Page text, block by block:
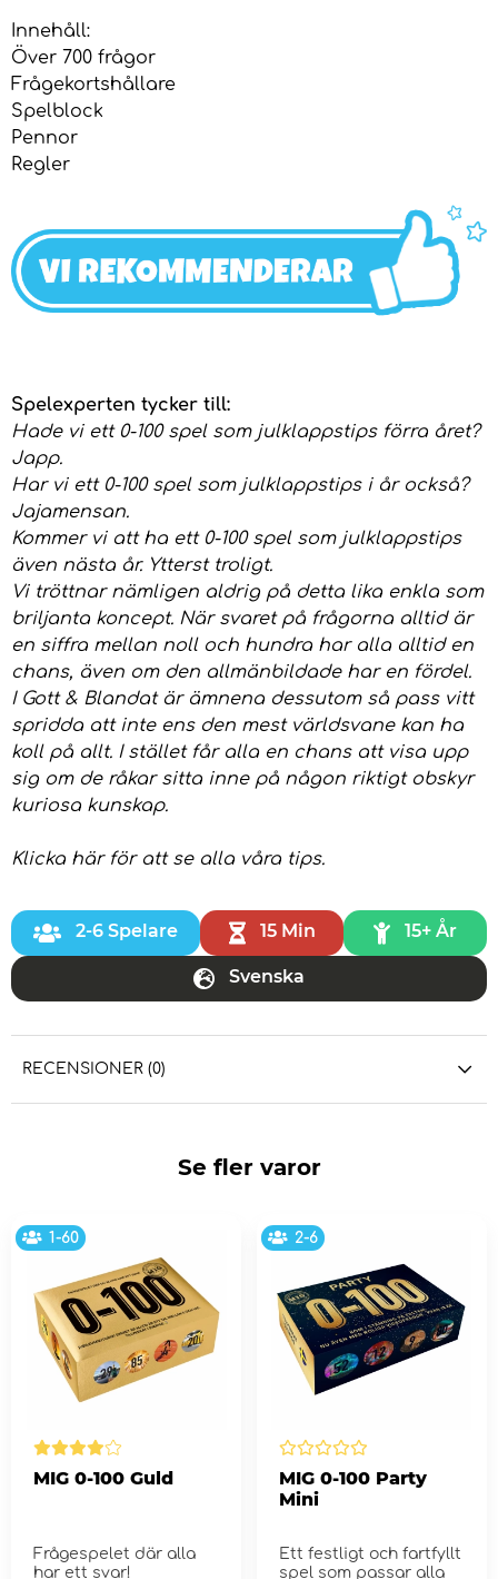
Innehåll:
Över 700 frågor
Frågekortshållare
Spelblock
Pennor
Regler
Spelexperten tycker till:
Hade vi ett 0-100 spel som julklappstips förra året?
Japp.
Har vi ett 0-100 spel som julklappstips i år också?
Jajamensan.
Kommer vi att ha ett 0-100 spel som julklappstips
även nästa år. Ytterst troligt.
Vi tröttnar nämligen aldrig på detta lika enkla som
briljanta koncept. När svaret på frågorna alltid är
en siffra mellan noll och hundra har alla alltid en
chans, även om den allmänbildade har en fördel.
I Gott & Blandat är ämnena dessutom så pass vitt
spridda att inte ens den mest världsvane kan ha
koll på allt. I stället får alla en chans att visa upp
sig om de råkar sitta inne på någon riktigt obskyr
kuriosa kunskap.
Klicka här för att se alla våra tips.
2-6 Spelare 15 Min 15+ År
Svenska
RECENSIONER (0)
Se fler varor
1-60
MIG 0-100 Guld
Frågespelet där alla
har ett svar!
2-6
MIG 0-100 Party
Mini
Ett festligt och fartfyllt
spel som passar alla